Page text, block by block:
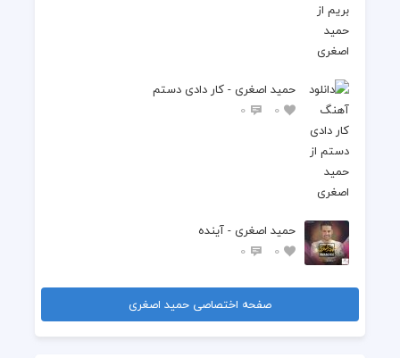
حمید اصغری - کار دادی دستم
0
0
حمید اصغری - آینده
0
0
صفحه اختصاصی حمید اصغری